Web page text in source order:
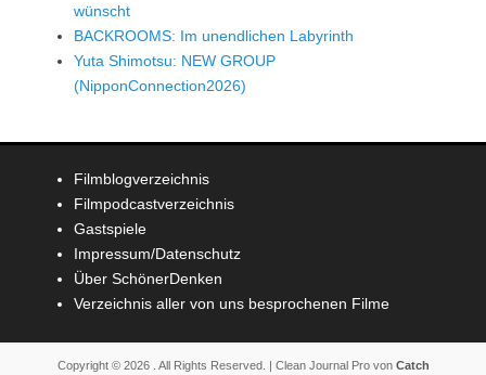
wünscht
BACKROOMS: Im unendlichen Labyrinth
Yuta Shimotsu: NEW GROUP
(NipponConnection2026)
Filmblogverzeichnis
Filmpodcastverzeichnis
Gastspiele
Impressum/Datenschutz
Über SchönerDenken
Verzeichnis aller von uns besprochenen Filme
Copyright © 2026 . All Rights Reserved. | Clean Journal Pro von Catch